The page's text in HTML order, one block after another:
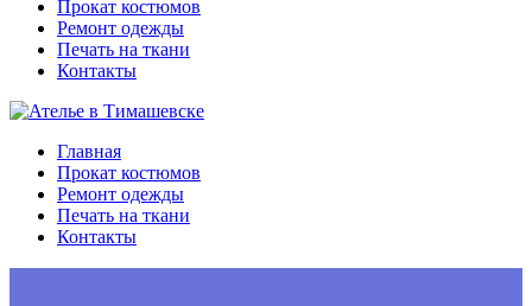
Прокат костюмов
Ремонт одежды
Печать на ткани
Контакты
Главная
Прокат костюмов
Ремонт одежды
Печать на ткани
Контакты